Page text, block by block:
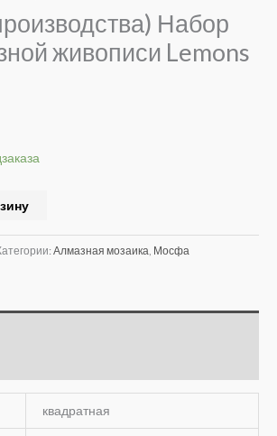
Набор
живописи Lemons
Алмазная мозаика Мосфа
квадратная